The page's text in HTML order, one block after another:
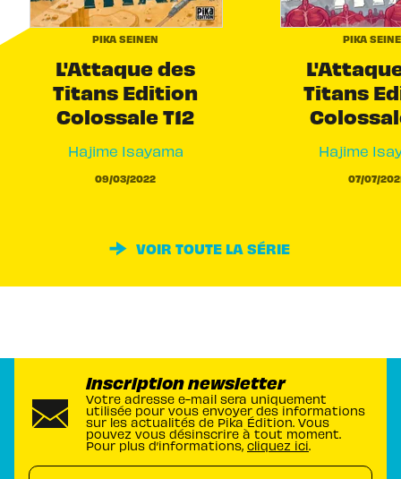
PIKA SEINEN
L'Attaque des
Titans Edition
Colossale T12
Hajime Isayama
09/03/2022
PIKA
Titans
Hajime
07/07/
VOIR TOUTE LA SÉRIE
Inscription newsletter
Votre adresse e-mail sera uniquement
utilisée pour vous envoyer des informations
sur les actualités de Pika Édition. Vous
pouvez vous désinscrire à tout moment.
Pour plus d’informations, cliquez ici.